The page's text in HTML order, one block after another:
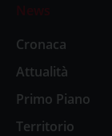
News
Cronaca
Attualità
Primo Piano
Territorio